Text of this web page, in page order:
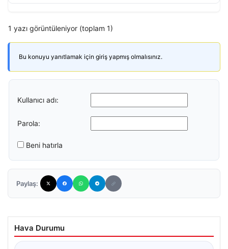
1 yazı görüntüleniyor (toplam 1)
Bu konuyu yanıtlamak için giriş yapmış olmalısınız.
Kullanıcı adı:
Parola:
Beni hatırla
Paylaş:
Hava Durumu